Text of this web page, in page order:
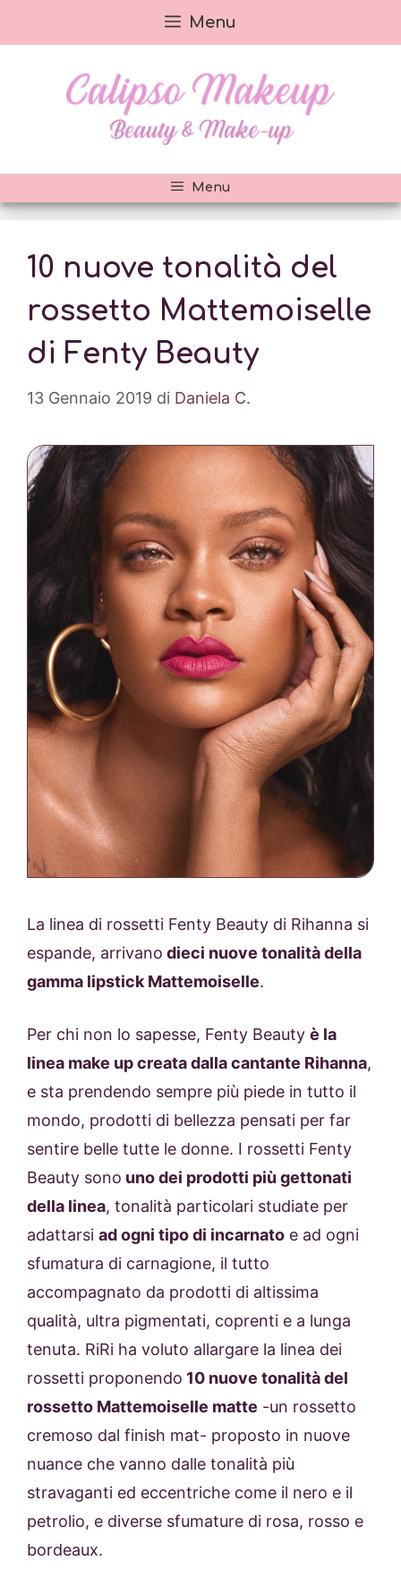
al
Menu
Menu
10 nuove tonalità del
rossetto Mattemoiselle
di Fenty Beauty
13 Gennaio 2019 di Daniela C.
La linea di rossetti Fenty Beauty di Rihanna si
espande, arrivano dieci nuove tonalità della
gamma lipstick Mattemoiselle.
Per chi non lo sapesse, Fenty Beauty è la
linea make up creata dalla cantante Rihanna,
e sta prendendo sempre più piede in tutto il
mondo, prodotti di bellezza pensati per far
sentire belle tutte le donne. I rossetti Fenty
Beauty sono uno dei prodotti più gettonati
della linea, tonalità particolari studiate per
adattarsi ad ogni tipo di incarnato e ad ogni
sfumatura di carnagione, il tutto
accompagnato da prodotti di altissima
qualità, ultra pigmentati, coprenti e a lunga
tenuta. RiRi ha voluto allargare la linea dei
rossetti proponendo 10 nuove tonalità del
rossetto Mattemoiselle matte -un rossetto
cremoso dal finish mat- proposto in nuove
nuance che vanno dalle tonalità più
stravaganti ed eccentriche come il nero e il
petrolio, e diverse sfumature di rosa, rosso e
bordeaux.